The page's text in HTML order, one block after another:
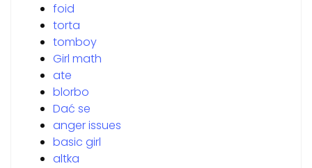
foid
torta
tomboy
Girl math
ate
blorbo
Dać se
anger issues
basic girl
altka